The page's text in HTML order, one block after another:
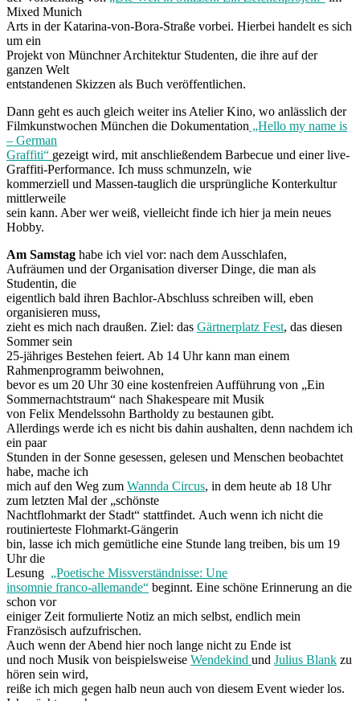
Mixed Munich
Arts in der Katarina-von-Bora-Straße vorbei. Hierbei handelt es sich
um ein
Projekt von Münchner Architektur Studenten, die ihre auf der
ganzen Welt
entstandenen Skizzen als Buch veröffentlichen.
Dann geht es auch gleich weiter ins Atelier Kino, wo anlässlich der
Filmkunstwochen München die Dokumentation „Hello my name is
– German
Graffiti“ gezeigt wird, mit anschließendem Barbecue und einer live-
Graffiti-Performance. Ich muss schmunzeln, wie
kommerziell und Massen-tauglich die ursprüngliche Konterkultur
mittlerweile
sein kann. Aber wer weiß, vielleicht finde ich hier ja mein neues
Hobby.
Am Samstag habe ich viel vor: nach dem Ausschlafen,
Aufräumen und der Organisation diverser Dinge, die man als
Studentin, die
eigentlich bald ihren Bachlor-Abschluss schreiben will, eben
organisieren muss,
zieht es mich nach draußen. Ziel: das Gärtnerplatz Fest, das diesen
Sommer sein
25-jähriges Bestehen feiert. Ab 14 Uhr kann man einem
Rahmenprogramm beiwohnen,
bevor es um 20 Uhr 30 eine kostenfreien Aufführung von „Ein
Sommernachtstraum“ nach Shakespeare mit Musik
von Felix Mendelssohn Bartholdy zu bestaunen gibt.
Allerdings werde ich es nicht bis dahin aushalten, denn nachdem ich
ein paar
Stunden in der Sonne gesessen, gelesen und Menschen beobachtet
habe, mache ich
mich auf den Weg zum Wannda Circus, in dem heute ab 18 Uhr
zum letzten Mal der „schönste
Nachtflohmarkt der Stadt“ stattfindet. Auch wenn ich nicht die
routinierteste Flohmarkt-Gängerin
bin, lasse ich mich gemütliche eine Stunde lang treiben, bis um 19
Uhr die
Lesung „Poetische Missverständnisse: Une
insomnie franco-allemande“ beginnt. Eine schöne Erinnerung an die
schon vor
einiger Zeit formulierte Notiz an mich selbst, endlich mein
Französisch aufzufrischen.
Auch wenn der Abend hier noch lange nicht zu Ende ist
und noch Musik von beispielsweise Wendekind und Julius Blank zu
hören sein wird,
reiße ich mich gegen halb neun auch von diesem Event wieder los.